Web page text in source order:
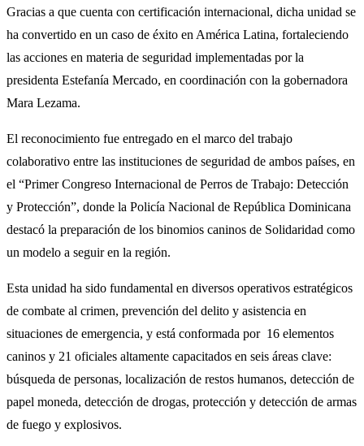
Gracias a que cuenta con certificación internacional, dicha unidad se
ha convertido en un caso de éxito en América Latina, fortaleciendo
las acciones en materia de seguridad implementadas por la
presidenta Estefanía Mercado, en coordinación con la gobernadora
Mara Lezama.
El reconocimiento fue entregado en el marco del trabajo
colaborativo entre las instituciones de seguridad de ambos países, en
el “Primer Congreso Internacional de Perros de Trabajo: Detección
y Protección”, donde la Policía Nacional de República Dominicana
destacó la preparación de los binomios caninos de Solidaridad como
un modelo a seguir en la región.
Esta unidad ha sido fundamental en diversos operativos estratégicos
de combate al crimen, prevención del delito y asistencia en
situaciones de emergencia, y está conformada por 16 elementos
caninos y 21 oficiales altamente capacitados en seis áreas clave:
búsqueda de personas, localización de restos humanos, detección de
papel moneda, detección de drogas, protección y detección de armas
de fuego y explosivos.